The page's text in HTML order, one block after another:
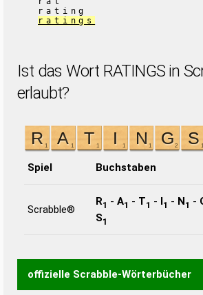
rating
ratings
Ist das Wort RATINGS in
erlaubt?
Spiel Buchstaben
Scrabble®
R1 - A1 - T1 - I1 - N1 -
S1
offizielle Scrabble-Wörterbücher